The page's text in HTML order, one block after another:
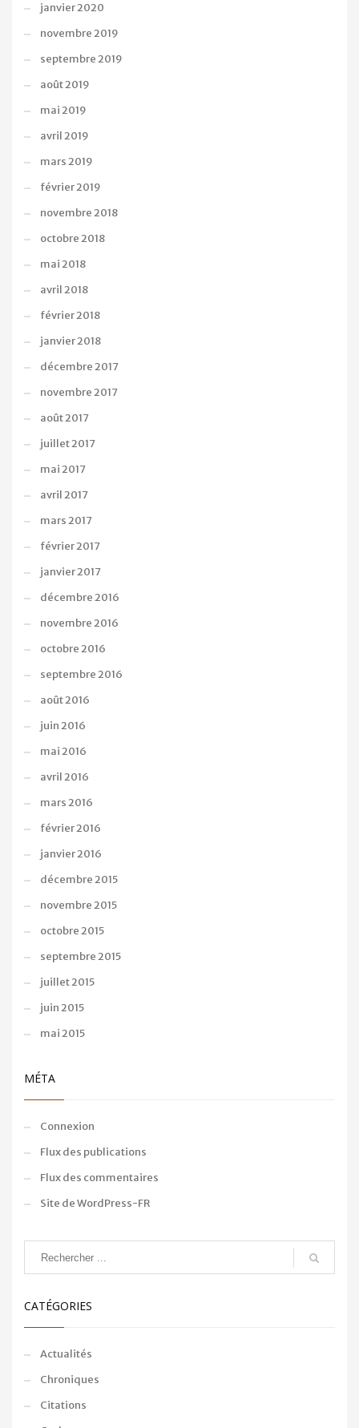
janvier 2020
novembre 2019
septembre 2019
août 2019
mai 2019
avril 2019
mars 2019
février 2019
novembre 2018
octobre 2018
mai 2018
avril 2018
février 2018
janvier 2018
décembre 2017
novembre 2017
août 2017
juillet 2017
mai 2017
avril 2017
mars 2017
février 2017
janvier 2017
décembre 2016
novembre 2016
octobre 2016
septembre 2016
août 2016
juin 2016
mai 2016
avril 2016
mars 2016
février 2016
janvier 2016
décembre 2015
novembre 2015
octobre 2015
septembre 2015
juillet 2015
juin 2015
mai 2015
MÉTA
Connexion
Flux des publications
Flux des commentaires
Site de WordPress-FR
CATÉGORIES
Actualités
Chroniques
Citations